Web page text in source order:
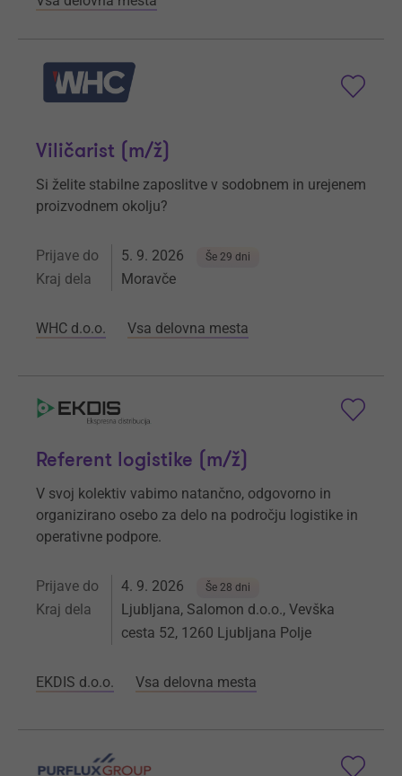
Viličarist (m/ž)
Si želite stabilne zaposlitve v sodobnem in urejenem
proizvodnem okolju?
Prijave do 5. 9. 2026 Še 29 dni
Kraj dela Moravče
WHC d.o.o. Vsa delovna mesta
Referent logistike (m/ž)
V svoj kolektiv vabimo natančno, odgovorno in
organizirano osebo za delo na področju logistike in
operativne podpore.
Prijave do 4. 9. 2026 Še 28 dni
Kraj dela
Ljubljana, Salomon d.o.o., Vevška
cesta 52, 1260 Ljubljana Polje
EKDIS d.o.o. Vsa delovna mesta